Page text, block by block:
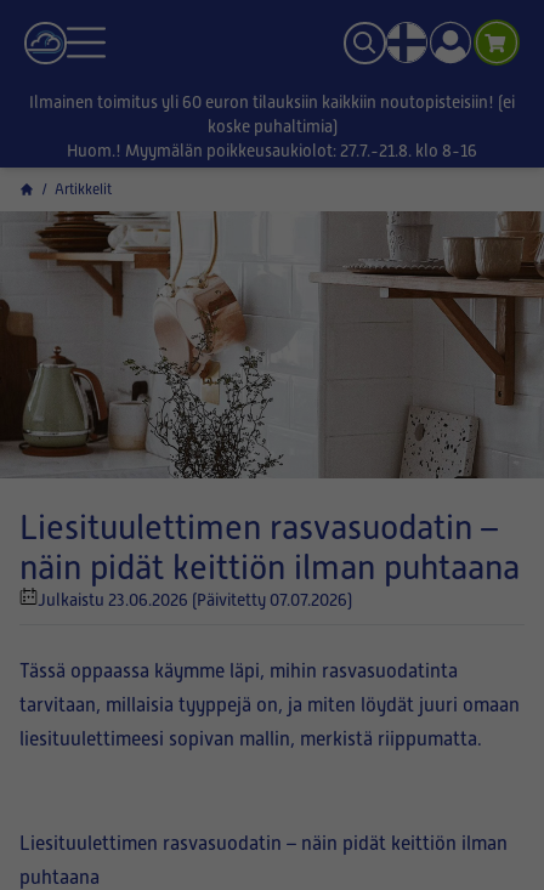
Ilmainen toimitus yli 60 euron tilauksiin kaikkiin noutopisteisiin! (ei
koske puhaltimia)
Huom.! Myymälän poikkeusaukiolot: 27.7.-21.8. klo 8-16
/ Artikkelit
Liesituulettimen rasvasuodatin –
näin pidät keittiön ilman puhtaana
Julkaistu 23.06.2026 (Päivitetty 07.07.2026)
Tässä oppaassa käymme läpi, mihin rasvasuodatinta
tarvitaan, millaisia tyyppejä on, ja miten löydät juuri omaan
liesituulettimeesi sopivan mallin, merkistä riippumatta.
Liesituulettimen rasvasuodatin – näin pidät keittiön ilman
puhtaana